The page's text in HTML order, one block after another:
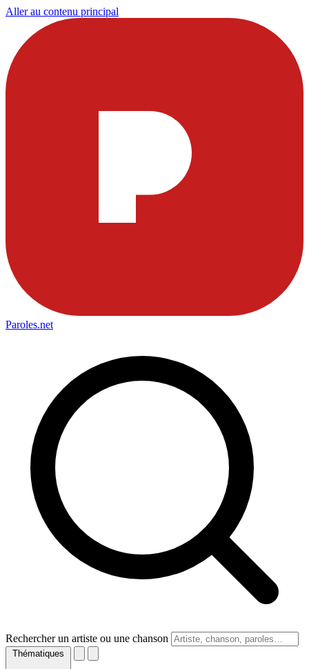
Aller au contenu principal
Paroles.net
Rechercher un artiste ou une chanson
Thématiques